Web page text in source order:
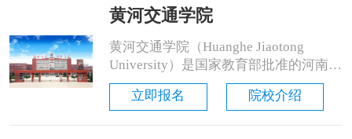
法律人才教育培养计划、卓越教师培养
划、国家大学生文化素质教育基地......
黄河交通学院
黄河交通学院（Huanghe Jiaotong
University）是国家教育部批准的河南省
唯一培养交通运输类人才为主的普通本
科高校。建校20余年来，学校秉承“修
立即报名 院校介绍